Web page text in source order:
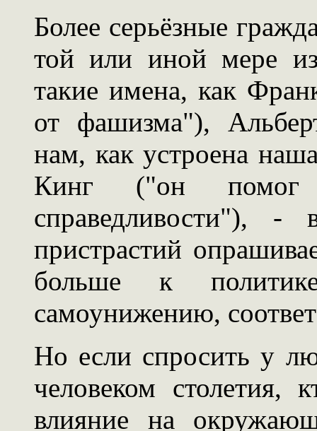
Более серьёзные
той или иной мере
такие имена, как
от фашизма"),
нам, как устроена
Кинг ("он помог
справедливости"),
пристрастий
больше к
самоунижению,
Но если спросить у
человеком столетия,
влияние на